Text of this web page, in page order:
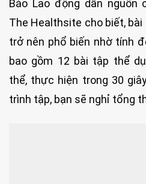
Báo Lao động dẫn nguồn
The Healthsite cho biết,
trở nên phổ biến nhờ tính
bao gồm 12 bài tập thể
thể, thực hiện trong 30
trình tập, bạn sẽ nghỉ tổng